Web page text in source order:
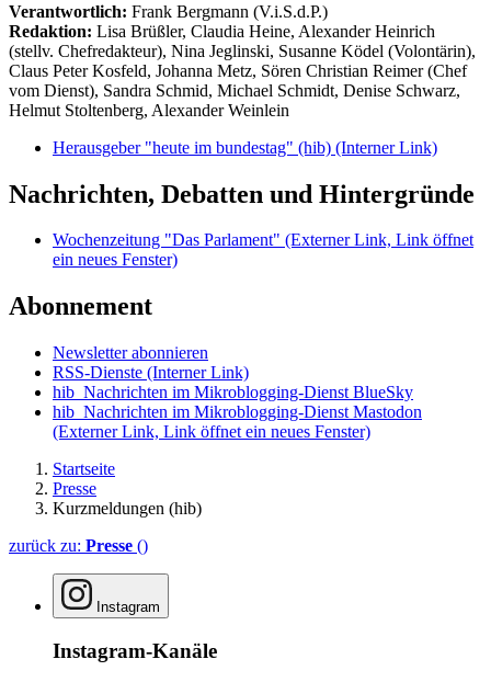
Verantwortlich: Frank Bergmann (V.i.S.d.P.)
Redaktion: Lisa Brüßler, Claudia Heine, Alexander Heinrich
(stellv. Chefredakteur), Nina Jeglinski, Susanne Ködel (Volontärin),
Claus Peter Kosfeld, Johanna Metz, Sören Christian Reimer (Chef
vom Dienst), Sandra Schmid, Michael Schmidt, Denise Schwarz,
Helmut Stoltenberg, Alexander Weinlein
Herausgeber "heute im bundestag" (hib) (Interner Link)
Nachrichten, Debatten und Hintergründe
Wochenzeitung "Das Parlament" (Externer Link, Link öffnet
ein neues Fenster)
Abonnement
Newsletter abonnieren
RSS-Dienste (Interner Link)
hib_Nachrichten im Mikroblogging-Dienst BlueSky
hib_Nachrichten im Mikroblogging-Dienst Mastodon
(Externer Link, Link öffnet ein neues Fenster)
Startseite
Presse
Kurzmeldungen (hib)
zurück zu: Presse ()
Instagram
Instagram-Kanäle